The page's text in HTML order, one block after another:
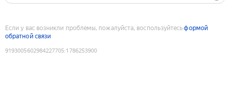
Если у вас возникли проблемы, пожалуйста, воспользуйтесьформой
обратной связи
9193005602984227705:1786253900